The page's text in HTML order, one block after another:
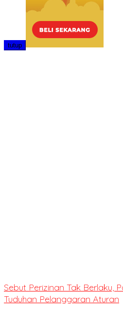
tutup
Sebut Perizinan Tak Berlaku,
Tuduhan Pelanggaran Aturan